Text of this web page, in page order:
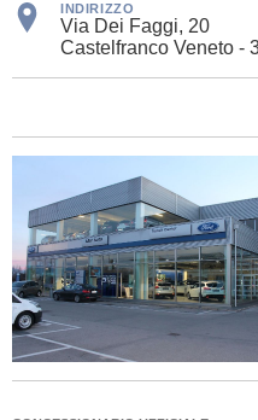
INDIRIZZO
Via Dei Faggi, 20
Castelfranco Veneto -